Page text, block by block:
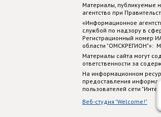
Материалы, публикуемые
агентство при
«Информационное
службой по надзору в
Регистрационный номер
области "ОМСКРЕГИОН"»:
Материалы сайта могут
ответственности за
На информационном
предоставления
пользователей сети
Веб-студия "Welcome!"